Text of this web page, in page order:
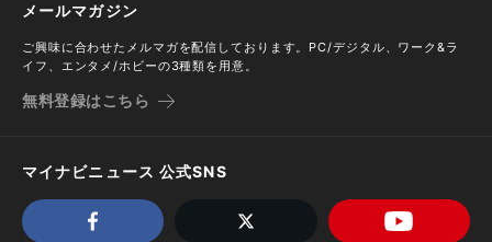
メールマガジン
ご興味に合わせたメルマガを配信しております。PC/デジタル、ワーク&ラ
イフ、エンタメ/ホビーの3種類を用意。
無料登録はこちら
マイナビニュース 公式SNS